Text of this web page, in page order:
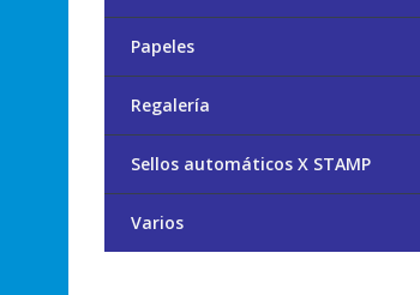
Papeles
Regalería
Sellos automáticos X STAMP
Varios